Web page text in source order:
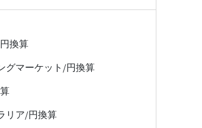
換算
グマーケット/円換算
リア/円換算